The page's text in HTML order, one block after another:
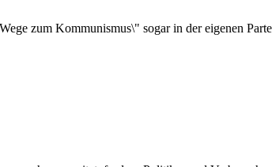
zum Kommunismus\" sogar in der eigenen